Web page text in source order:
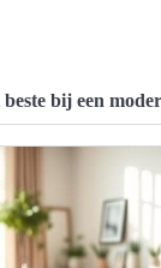
bij een